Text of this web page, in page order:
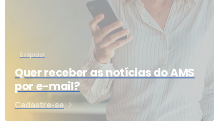
É rápido!
Quer receber as notícias do AMS
por e-mail?
Cadastre-se